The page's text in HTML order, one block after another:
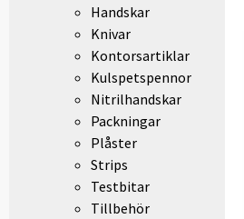
Handskar
Knivar
Kontorsartiklar
Kulspetspennor
Nitrilhandskar
Packningar
Plåster
Strips
Testbitar
Tillbehör